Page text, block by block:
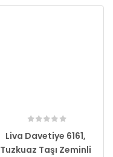
Liva Davetiye 6161,
Tuzkuaz Taşı Zeminli